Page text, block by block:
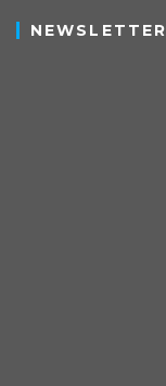
NEWSLETTER